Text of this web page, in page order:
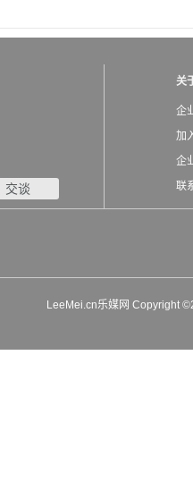
交谈
关
企
加
企
联
LeeMei.cn乐媒网 Copyright